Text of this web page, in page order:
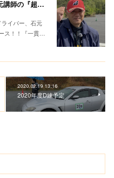
【D練119募集開始】今回は石元講師の『超集中レクチャー』
イバー、石元
ス！！『一貫…
2020.02.19 13:16
2020年度D練予定